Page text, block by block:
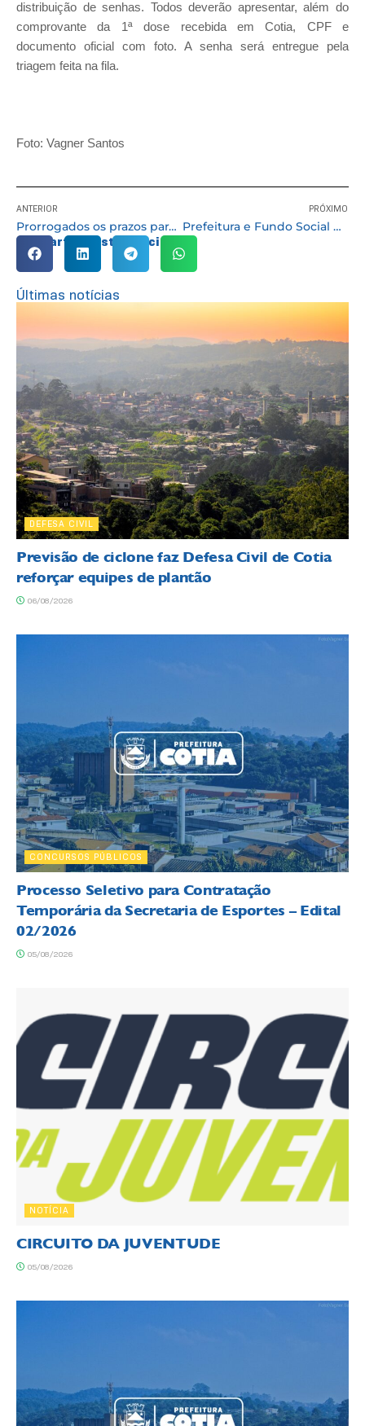
distribuição de senhas. Todos deverão apresentar, além do
comprovante da 1ª dose recebida em Cotia, CPF e
documento oficial com foto. A senha será entregue pela
triagem feita na fila.
Foto: Vagner Santos
ANTERIOR
Prorrogados os prazos para realização de projetos contemplados pela Lei Aldir Blanc
PRÓXIMO
Prefeitura e Fundo Social distribuem máscaras de tecido em área de grande movimentação
Compartilhe esta notícia:
Últimas notícias
DEFESA CIVIL
Previsão de ciclone faz Defesa Civil de Cotia
reforçar equipes de plantão
06/08/2026
CONCURSOS PÚBLICOS
Processo Seletivo para Contratação
Temporária da Secretaria de Esportes – Edital
02/2026
05/08/2026
NOTÍCIA
CIRCUITO DA JUVENTUDE
05/08/2026